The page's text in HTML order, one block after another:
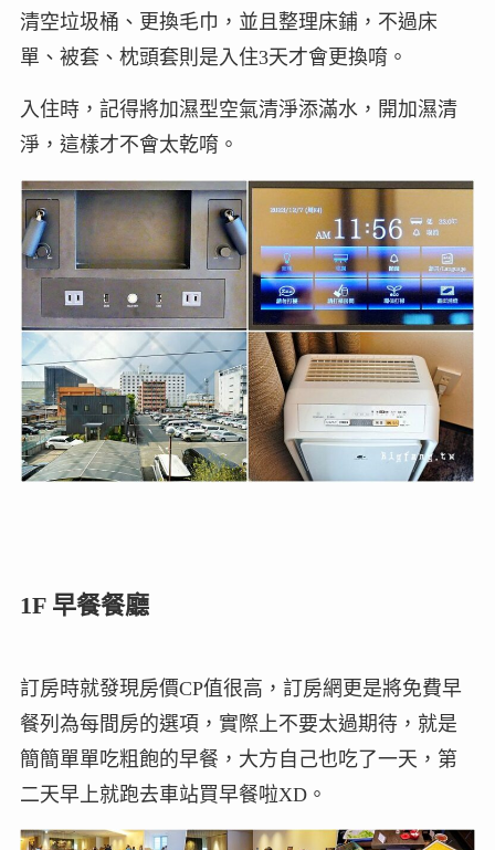
清空垃圾桶、更換毛巾，並且整理床鋪，不過床
單、被套、枕頭套則是入住3天才會更換唷。
入住時，記得將加濕型空氣清淨添滿水，開加濕清
淨，這樣才不會太乾唷。
1F 早餐餐廳
訂房時就發現房價CP值很高，訂房網更是將免費早
餐列為每間房的選項，實際上不要太過期待，就是
簡簡單單吃粗飽的早餐，大方自己也吃了一天，第
二天早上就跑去車站買早餐啦XD。